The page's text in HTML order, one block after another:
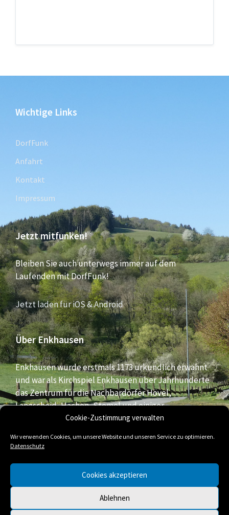
Cookie-Zustimmung verwalten
Wir verwenden Cookies, um unsere Website und unseren Service zu optimieren.
Datenschutz
Cookies akzeptieren
Ablehnen
Wichtige Links
DorfFunk
Anfahrt
Kontakt
Impressum
Jetzt mitfunken!
Bleiben Sie auch unterwegs immer auf dem
Laufenden mit DorfFunk!
Jetzt laden für iOS & Android
Über Enkhausen
Enkhausen wurde erstmals 1173 urkundlich erwähnt
und war als Kirchspiel Enkhausen über Jahrhunderte
das Zentrum für die Nachbardörfer Hövel,
Langscheid, Hachen, Stemel und einiger
Bauernschaften aus dem südlichen Bereich der Stadt
Facebook Twitter
© 2026 Enkhausen